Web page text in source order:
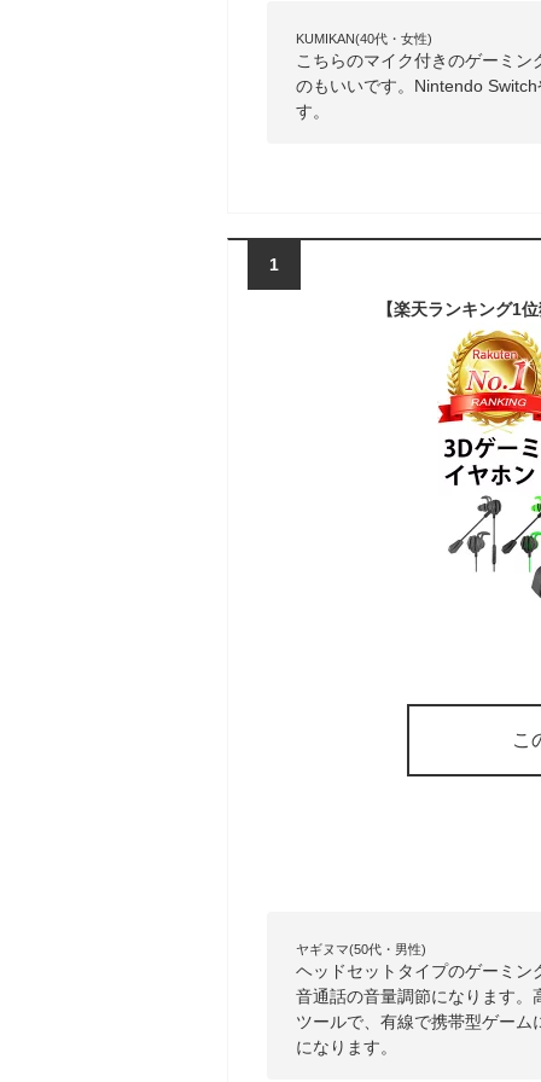
KUMIKAN(40代・女性)
こちらのマイク付きのゲーミ
のもいいです。Nintendo
す。
1
こ
ヤギヌマ(50代・男性)
ヘッドセットタイプのゲーミ
音通話の音量調節になります
ツールで、有線で携帯型ゲー
になります。